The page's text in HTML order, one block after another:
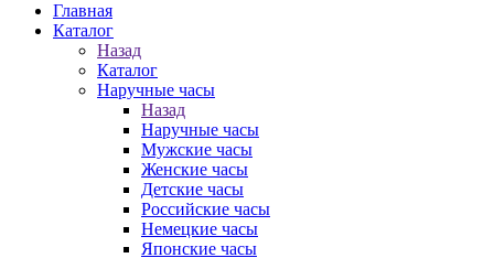
Главная
Каталог
Назад
Каталог
Наручные часы
Назад
Наручные часы
Мужские часы
Женские часы
Детские часы
Российские часы
Немецкие часы
Японские часы